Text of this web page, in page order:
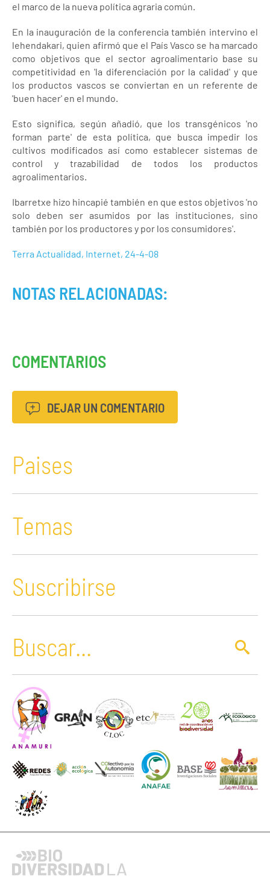
el marco de la nueva política agraria común.
En la inauguración de la conferencia también intervino el
lehendakari, quien afirmó que el País Vasco se ha marcado
como objetivos que el sector agroalimentario base su
competitividad en 'la diferenciación por la calidad' y que
los productos vascos se conviertan en un referente de
'buen hacer' en el mundo.
Esto significa, según añadió, que los transgénicos 'no
forman parte' de esta política, que busca impedir los
cultivos modificados así como establecer sistemas de
control y trazabilidad de todos los productos
agroalimentarios.
Ibarretxe hizo hincapié también en que estos objetivos 'no
solo deben ser asumidos por las instituciones, sino
también por los productores y por los consumidores'.
Terra Actualidad, Internet, 24-4-08
NOTAS RELACIONADAS:
COMENTARIOS
DEJAR UN COMENTARIO
Paises
Temas
Suscribirse